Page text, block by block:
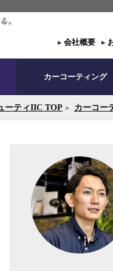
▸ 会社概要 ▸
カーコーティング
ーティIIC TOP » カーコー